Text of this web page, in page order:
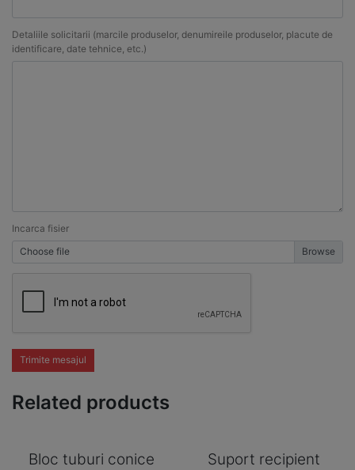
Detaliile solicitarii (marcile produselor, denumireile produselor, placute de
identificare, date tehnice, etc.)
Incarca fisier
Choose file
Trimite mesajul
Related products
Bloc tuburi conice
Suport recipient